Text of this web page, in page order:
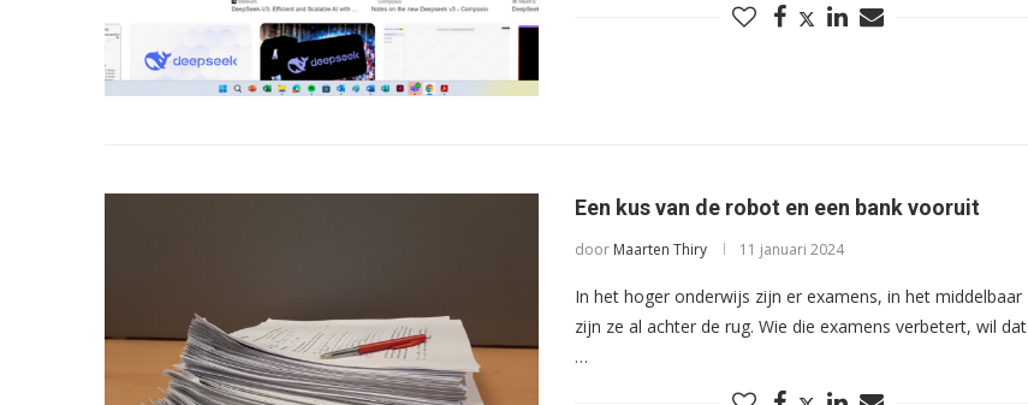
Een kus van de robot en een bank vooruit
door Maarten Thiry 11 januari 2024
In het hoger onderwijs zijn er examens, in het middelbaar
zijn ze al achter de rug. Wie die examens verbetert, wil dat
…